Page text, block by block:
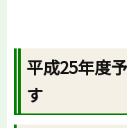
平成25年度
す